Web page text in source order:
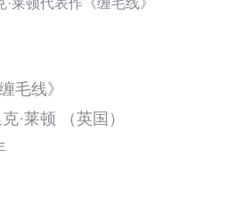
毛线》
·莱顿 （英国）